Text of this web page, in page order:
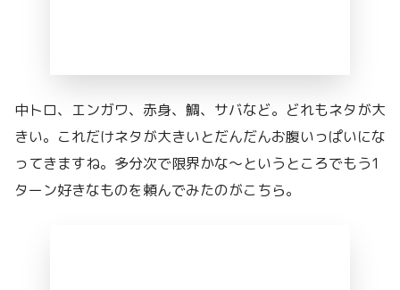
中トロ、エンガワ、赤身、鯛、サバなど。どれもネタが大
きい。これだけネタが大きいとだんだんお腹いっぱいにな
ってきますね。多分次で限界かな〜というところでもう1
ターン好きなものを頼んでみたのがこちら。